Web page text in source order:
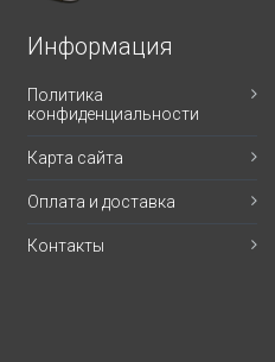
Информация
Политика
конфиденциальности
Карта сайта
Оплата и доставка
Контакты